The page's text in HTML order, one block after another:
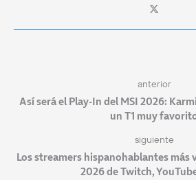
anterior
Así será el Play-In del MSI 2026:
un T1 muy
siguiente
Los streamers hispanohablantes más
2026 de Twitch,